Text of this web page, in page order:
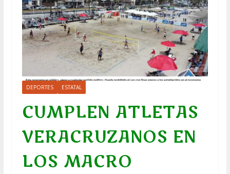
DEPORTES ESTATAL
CUMPLEN ATLETAS
VERACRUZANOS EN
LOS MACRO